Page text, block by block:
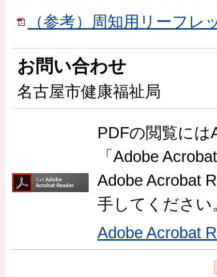
（参考）周知用リーフレ
お問い合わせ
名古屋市健康福祉局
PDFの閲覧に
「Adobe
Adobe Acrobat
手してください
Adobe Acrobat